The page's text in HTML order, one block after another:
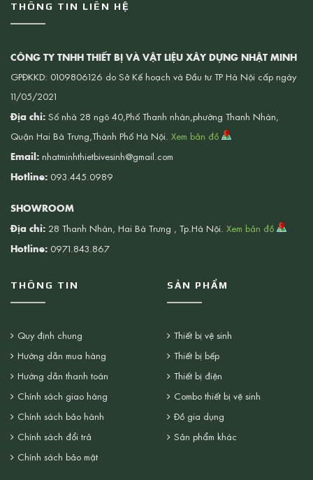
THÔNG TIN LIÊN HỆ
CÔNG TY TNHH THIẾT BỊ VÀ VẬT LIỆU XÂY DỰNG NHẬT MINH
GPĐKKD: 0109806126 do Sở Kế hoạch và Đầu tư TP Hà Nội cấp ngày
11/05/2021
Địa chỉ: Số nhà 28 ngõ 40,Phố Thanh nhàn,phường Thanh Nhàn,
Quận Hai Bà Trưng,Thành Phố Hà Nội. Xem bản đồ
Email: nhatminhthietbivesinh@gmail.com
Hotline: 093.445.0989
SHOWROOM
Địa chỉ: 28 Thanh Nhàn, Hai Bà Trưng , Tp.Hà Nội. Xem bản đồ
Hotline: 0971.843.867
THÔNG TIN
Quy định chung
Hướng dẫn mua hàng
Hướng dẫn thanh toán
Chính sách giao hàng
Chính sách bảo hành
Chính sách đổi trả
Chính sách bảo mật
SẢN PHẨM
Thiết bị vệ sinh
Thiết bị bếp
Thiết bị điện
Combo thiết bị vệ sinh
Đồ gia dụng
Sản phẩm khác